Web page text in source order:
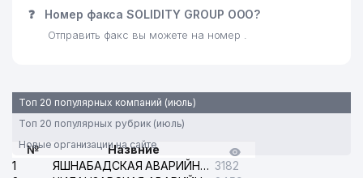
❓ Номер факса SOLIDITY GROUP ООО?
Отправить факс вы можете на номер .
Топ 20 популярных компаний (июль)
Топ 20 популярных рубрик (июль)
Новые организации на сайте
№
Назвние
1
ЯШНАБАДСКАЯ АВАРИЙНАЯ СЛУЖБА ЭЛЕКТРОСЕТИ 3182